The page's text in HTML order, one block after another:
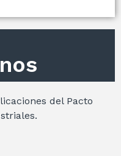
del Pacto